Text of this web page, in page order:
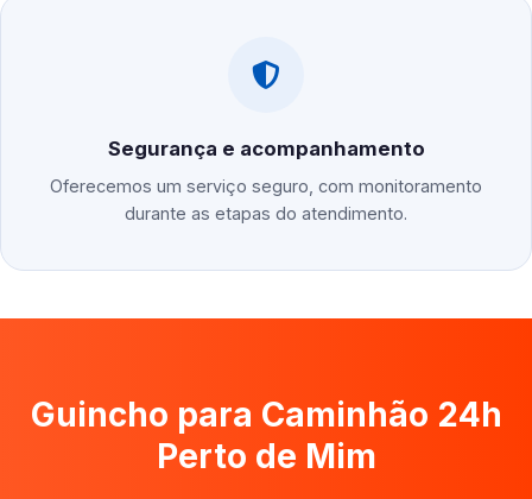
Segurança e acompanhamento
Oferecemos um serviço seguro, com monitoramento
durante as etapas do atendimento.
Guincho para Caminhão 24h
Perto de Mim